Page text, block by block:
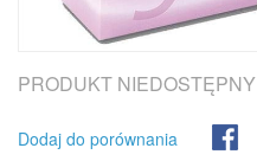
PRODUKT NIEDOSTĘPNY
Dodaj do porównania